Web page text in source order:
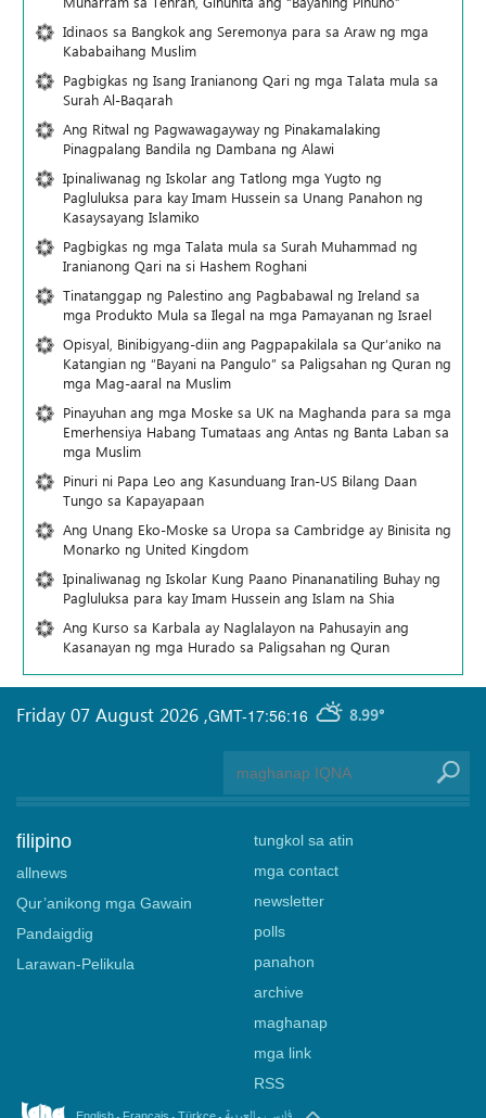
Idinaos sa Bangkok ang Seremonya para sa Araw ng mga
Kababaihang Muslim
Pagbigkas ng Isang Iranianong Qari ng mga Talata mula sa
Surah Al-Baqarah
Ang Ritwal ng Pagwawagayway ng Pinakamalaking
Pinagpalang Bandila ng Dambana ng Alawi
Ipinaliwanag ng Iskolar ang Tatlong mga Yugto ng
Pagluluksa para kay Imam Hussein sa Unang Panahon ng
Kasaysayang Islamiko
Pagbigkas ng mga Talata mula sa Surah Muhammad ng
Iranianong Qari na si Hashem Roghani
Tinatanggap ng Palestino ang Pagbabawal ng Ireland sa
mga Produkto Mula sa Ilegal na mga Pamayanan ng Israel
Opisyal, Binibigyang-diin ang Pagpapakilala sa Qur’aniko na
Katangian ng “Bayani na Pangulo” sa Paligsahan ng Quran ng
mga Mag-aaral na Muslim
Pinayuhan ang mga Moske sa UK na Maghanda para sa mga
Emerhensiya Habang Tumataas ang Antas ng Banta Laban sa
mga Muslim
Pinuri ni Papa Leo ang Kasunduang Iran-US Bilang Daan
Tungo sa Kapayapaan
Ang Unang Eko-Moske sa Uropa sa Cambridge ay Binisita ng
Monarko ng United Kingdom
Ipinaliwanag ng Iskolar Kung Paano Pinananatiling Buhay ng
Pagluluksa para kay Imam Hussein ang Islam na Shia
Ang Kurso sa Karbala ay Naglalayon na Pahusayin ang
Kasanayan ng mga Hurado sa Paligsahan ng Quran
GMT-17:56:16 8.99°
Friday 07 August 2026 ,
filipino
allnews
Qur’anikong mga Gawain
Pandaigdig
Larawan-Pelikula
tungkol sa atin
mga contact
newsletter
polls
panahon
archive
maghanap
mga link
RSS
. . . .